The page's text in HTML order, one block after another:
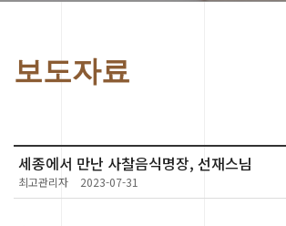
보도자료
세종에서 만난 사찰음식명장, 선재스님
최고관리자 2023-07-31